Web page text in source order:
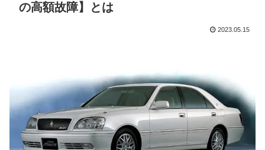
の高額故障】とは
2023.05.15